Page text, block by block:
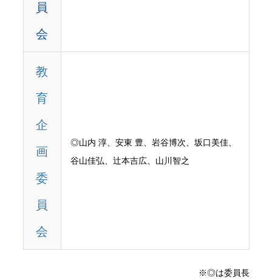
員
会
教
育
企
画
委
員
会
◎山内 淳、安東 豊、岩谷博次、坂口美佳、
谷山佳弘、辻本吉広、山川智之
※◎は委員長